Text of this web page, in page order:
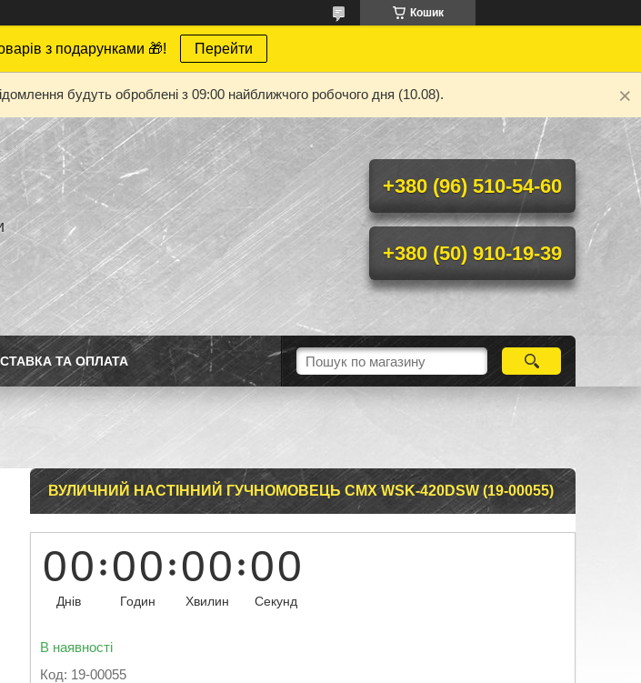
Кошик
з подарунками 🎁! Перейти
будуть оброблені з 09:00 найближчого робочого дня (10.08).
+380 (96) 510-54-60
+380 (50) 910-19-39
ТА ОПЛАТА
ВУЛИЧНИЙ НАСТІННИЙ ГУЧНОМОВЕЦЬ CMX WSK-420DSW (19-00055)
00
Днів
00
Годин
00
Хвилин
00
Секунд
В наявності
Код: 19-00055